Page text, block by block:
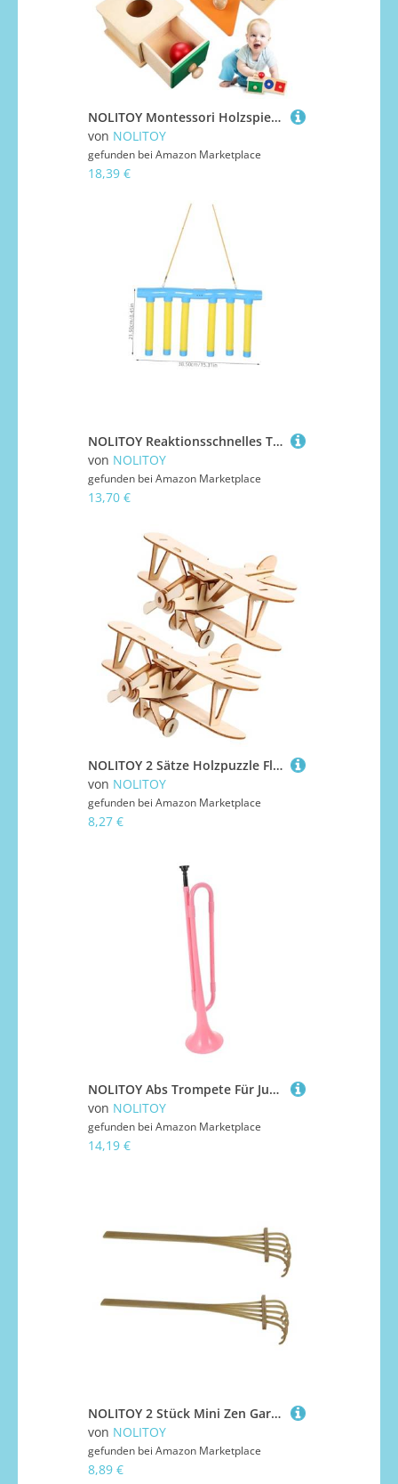
NOLITOY Montessori Holzspielzeug Teiliges Ballwurfbox und Geometrische Einlegeplatte für Kleinkinder Sichere Holzkonstruktion ohne Scharfe Kanten Fördert Objektpermanenz und Motorische
von NOLITOY
gefunden bei Amazon Marketplace
18,39 €
NOLITOY Reaktionsschnelles Trainingsspiel Falling Sticks für Interaktives Hand Auge koordination Ergonomisch Sicher Konzentrations Sensorikfördernd USB Aufladung
von NOLITOY
gefunden bei Amazon Marketplace
13,70 €
NOLITOY 2 Sätze Holzpuzzle Flugzeug Modellbausatz DIY Holzflugzeug Bastelset Holzpuzzle Junge Mädchen Kreatives Lernspielzeug Geschenk
von NOLITOY
gefunden bei Amazon Marketplace
8,27 €
NOLITOY Abs Trompete Für Junge Mädchen Anfänger Musikinstrument Lernhilfe Spielzeug Geschenk Bühne Auftritt Perfektionieren Tragbar Leicht
von NOLITOY
gefunden bei Amazon Marketplace
14,19 €
NOLITOY 2 Stück Mini Zen Garden Rake Teiliges aus Bambus Miniatur Sandspielzeug für Sandkasten Dekoration Leichtes Realistisches Gartenzubehör für Bonsai und DIY Farmlandschaft
von NOLITOY
gefunden bei Amazon Marketplace
8,89 €